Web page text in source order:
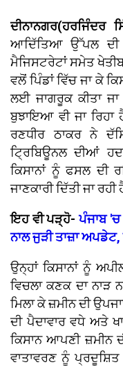
ਆਦਿੱਤਿਆ ਉੱਪਲ ਦੀ
ਮੈਜਿਸਟਰੇਟਾਂ ਸਮੇਤ
ਵਲੋਂ ਪਿੰਡਾਂ ਵਿੱਚ ਜਾ ਕੇ
ਲਈ ਜਾਗਰੂਕ ਕੀਤਾ
ਬੁਝਾਇਆ ਵੀ ਜਾ ਰਿਹਾ
ਰਣਧੀਰ ਠਾਕਰ ਨੇ
ਟ੍ਰਿਬਿਊਨਲ ਦੀਆਂ
ਕਿਸਾਨਾਂ ਨੂੰ ਫਸਲ ਦੀ
ਜਾਣਕਾਰੀ ਦਿੱਤੀ ਜਾ ਰਹੀ
ਇਹ ਵੀ ਪੜ੍ਹੋ-ਪੰਜਾਬ
ਨਾਲ ਜੁੜੀ ਤਾਜ਼ਾ
ਉਨ੍ਹਾਂ ਕਿਸਾਨਾਂ ਨੂੰ
ਵਿਚਲਾ ਕਣਕ ਦਾ
ਮਿਲਾ ਕੇ ਜ਼ਮੀਨ ਦੀ
ਦੀ ਪੈਦਾਵਾਰ ਵਧੇ ਅਤੇ
ਕਿਸਾਨ ਆਪਣੀ ਜ਼ਮੀਨ
ਵਾਤਾਵਰਣ ਨੂੰ